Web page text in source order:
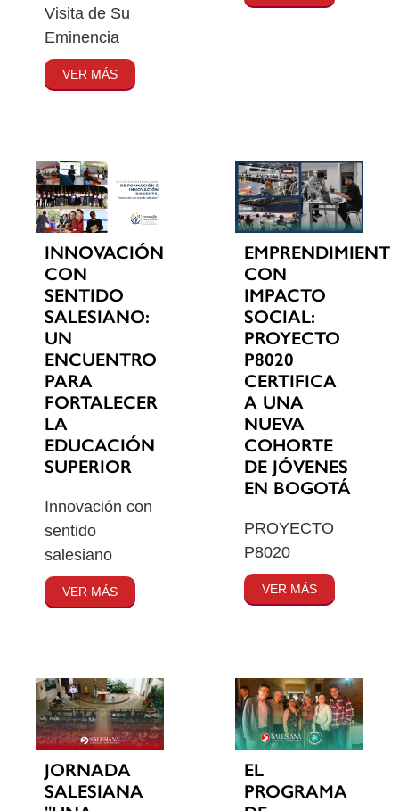
Visita de Su
Eminencia
VER MÁS
INNOVACIÓN
CON
SENTIDO
SALESIANO:
UN
ENCUENTRO
PARA
FORTALECER
LA
EDUCACIÓN
SUPERIOR
Innovación con
sentido
salesiano
VER MÁS
CON
IMPACTO
SOCIAL:
PROYECTO
P8020
CERTIFICA
A UNA
NUEVA
COHORTE
DE JÓVENES
EN BOGOTÁ
PROYECTO
P8020
VER MÁS
JORNADA
SALESIANA
EL
PROGRAMA